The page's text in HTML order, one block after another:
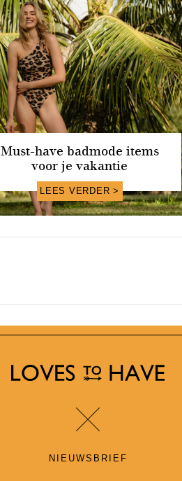
Must-have badmode items
voor je vakantie
LEES VERDER >
NIEUWSBRIEF